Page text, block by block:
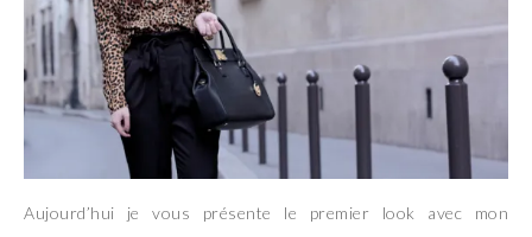
Aujourd’hui je vous présente le premier look avec mon